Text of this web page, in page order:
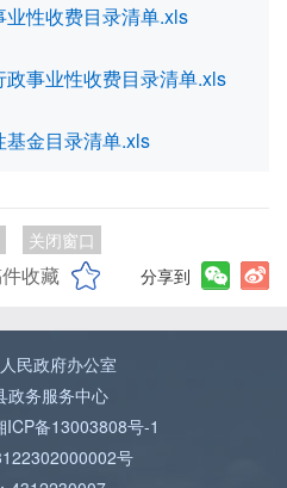
性收费目录清单.xls
事业性收费目录清单.xls
金目录清单.xls
关闭窗口
收藏 分享到
民政府办公室
政务服务中心
备13003808号-1
号